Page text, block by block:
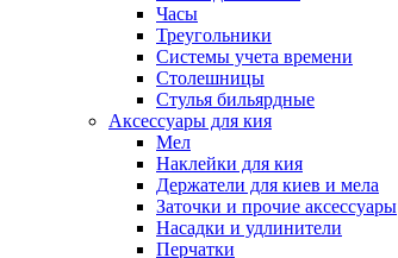
Часы
Треугольники
Системы учета времени
Столешницы
Стулья бильярдные
Аксессуары для кия
Мел
Наклейки для кия
Держатели для киев и мела
Заточки и прочие аксессуары
Насадки и удлинители
Перчатки